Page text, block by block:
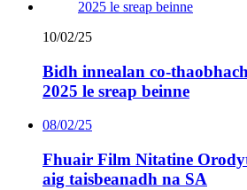
10/02/25
Bidh innealan co-
2025 le sreap beinne
08/02/25
Fhuair Film Nitatine
aig taisbeanadh na SA